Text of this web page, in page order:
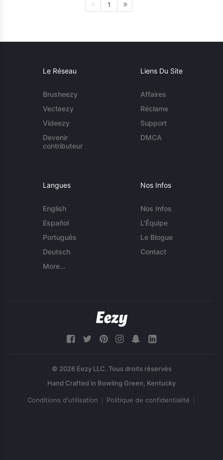
1
Le Réseau
Brusheezy
Vecteezy
Videezy
Devenir
contributeur
Liens Du Site
Affaires
Réclame
Support
DMCA
Langues
English
Español
Português
Deutsch
More...
Nos Infos
Nos Infos
L'Équipe
Le Blogue
Contact
© 2026 Eezy LLC. Tous droits réservés
Conditions d'utilisation Politique de confidentialité